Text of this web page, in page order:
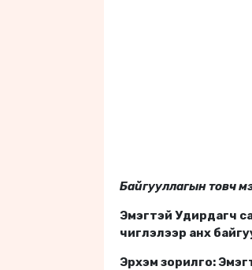
Байгууллагын товч
Эмэгтэй Удирдагч
чиглэлээр анх
Эрхэм зорилго: